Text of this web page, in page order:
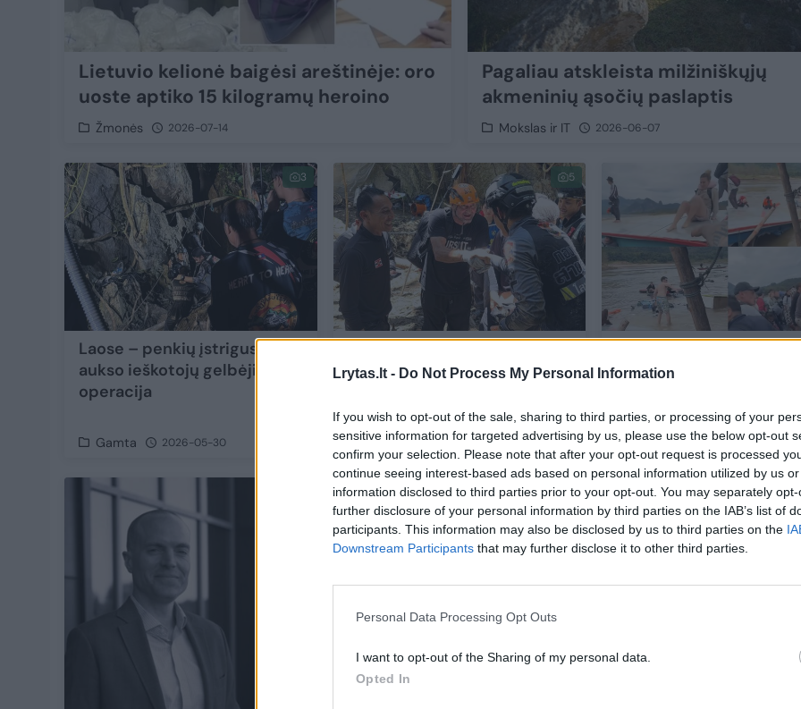
Lrytas.lt - Do Not Process My Personal Information
If you wish to opt-out of the sale, sharing to third parties, or processing of your
sensitive information for targeted advertising by us, please use the below opt-out
confirm your selection. Please note that after your opt-out request is processed
continue seeing interest-based ads based on personal information utilized by us
information disclosed to third parties prior to your opt-out. You may separately
further disclosure of your personal information by third parties on the IAB’s list of
participants. This information may also be disclosed by us to third parties on the
Downstream Participants that may further disclose it to other third parties.
Personal Data Processing Opt Outs
I want to opt-out of the Sharing of my personal data.
Opted In
Lietuvio kelionė baigėsi areštinėje: oro
uoste aptiko 15 kilogramų heroino
Žmonės 2026-07-14
Pagaliau atskleista milžiniškųjų
akmeninių ąsočių paslaptis
Mokslas ir IT 2026-06-07
3
Laose – penkių įstrigusių
aukso ieškotojų gelbėjimo
operacija
Gamta 2026-05-30
5
užtvindytame urve Laose
ieškotojai
Pasaulis 2026-05-27
Laose: apvirto turistinis
lietuviai
Pasaulis 2025-12-23
5